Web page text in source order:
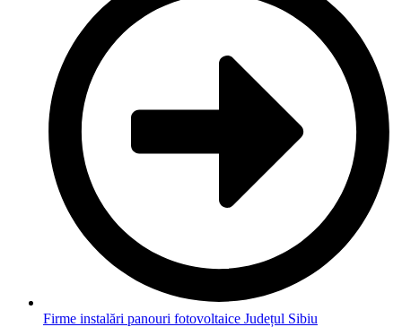
Firme instalări panouri fotovoltaice Județul Sibiu